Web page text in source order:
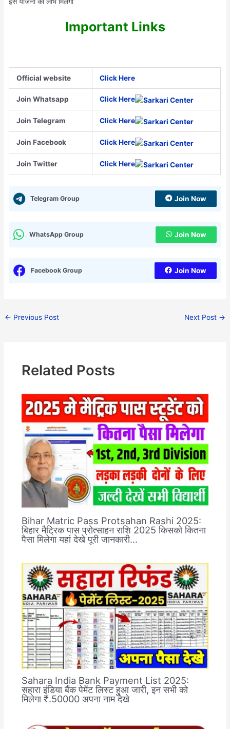
Important Links
Official website Click Here
Join Whatsapp Click Here
Join Telegram Click Here
Join Facebook Click Here
Join Twitter Click Here
Telegram Group Join Now
WhatsApp Group Join Now
Facebook Group Join Now
← Previous Post Next Post →
Related Posts
Bihar Matric Pass Protsahan Rashi 2025:
बिहार मैट्रिक पास प्रोत्साहन राशि 2025 किसको कितना
पैसा मिलेगा यहां देखे पूरी जानकारी…
Sahara India Bank Payment List 2025:
सहारा इंडिया बैंक पेमेंट लिस्ट हुआ जारी, इन सभी को
मिलेगा ₹.50000 अपना नाम देखे